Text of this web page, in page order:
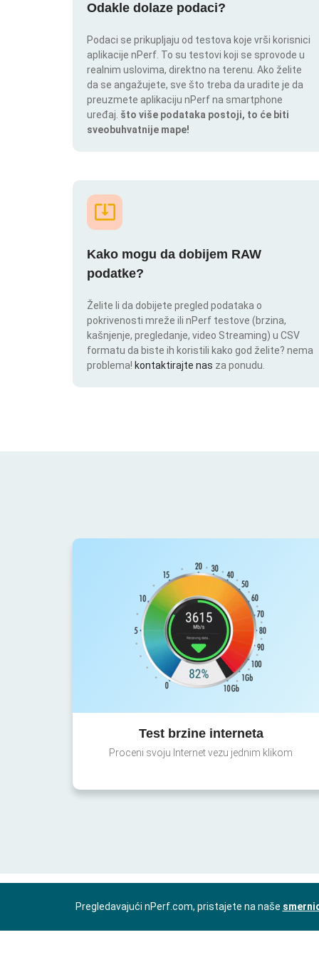
Odakle dolaze podaci?
Podaci se prikupljaju od testova koje vrši korisnici
aplikacije nPerf. To su testovi koji se sprovode u
realnim uslovima, direktno na terenu. Ako želite
da se angažujete, sve što treba da uradite je da
preuzmete aplikaciju nPerf na smartphone
uređaj. što više podataka postoji, to će biti
sveobuhvatnije mape!
Kako mogu da dobijem RAW
podatke?
Želite li da dobijete pregled podataka o
pokrivenosti mreže ili nPerf testove (brzina,
kašnjenje, pregledanje, video Streaming) u CSV
formatu da biste ih koristili kako god želite? nema
problema! kontaktirajte nas za ponudu.
Test brzine interneta
Proceni svoju Internet vezu jednim klikom
Pregledavajući nPerf.com, pristajete na naše